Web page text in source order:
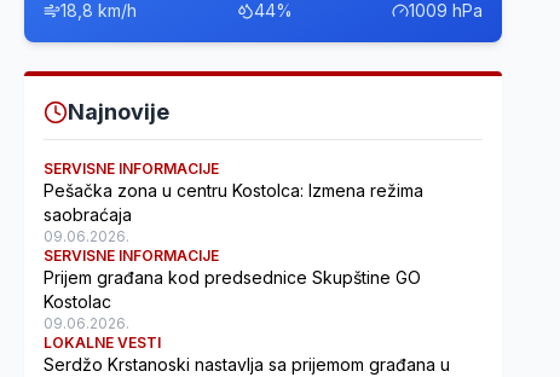
18,8 km/h 44% 1009 hPa
Najnovije
SERVISNE INFORMACIJE
Pešačka zona u centru Kostolca: Izmena režima
saobraćaja
09.06.2026.
SERVISNE INFORMACIJE
Prijem građana kod predsednice Skupštine GO
Kostolac
09.06.2026.
LOKALNE VESTI
Serdžo Krstanoski nastavlja sa prijemom građana u